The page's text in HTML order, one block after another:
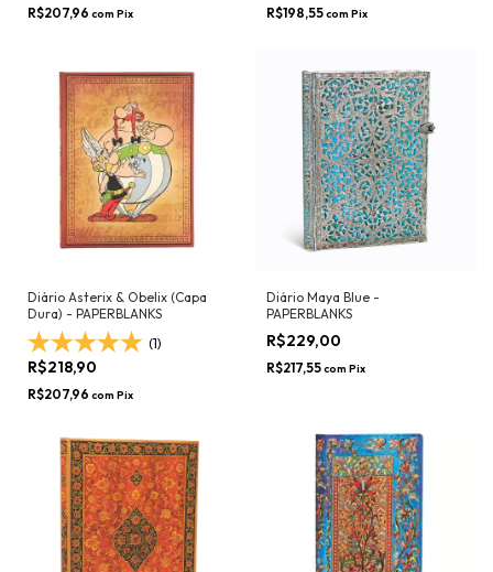
R$207,96 com Pix R$198,55com Pix
Diário Asterix & Obelix (Capa
Dura) - PAPERBLANKS
(1)
R$218,90
R$207,96 com Pix
Diário Maya Blue -
PAPERBLANKS
R$229,00
R$217,55com Pix